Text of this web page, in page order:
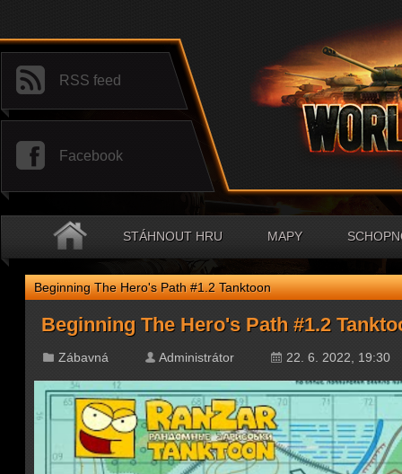
RSS feed
Facebook
STÁHNOUT HRU MAPY
Beginning The Hero's Path #1.2 Tanktoon
Beginning The Hero's Path #1.2
Zábavná Administrátor 22. 6. 2022, 19:30